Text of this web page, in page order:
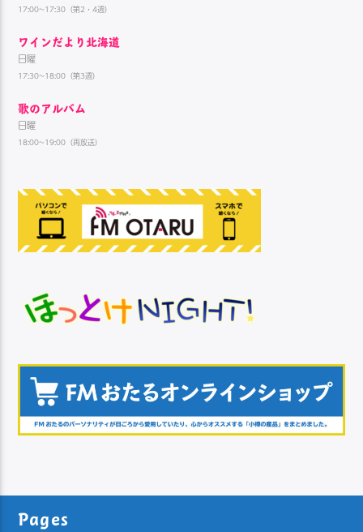
17:00~17:30（第2・4週）
ワインだより北海道
日曜
17:30~18:00（第3週）
歌のアルバム
日曜
18:00~19:00（再放送）
Pages